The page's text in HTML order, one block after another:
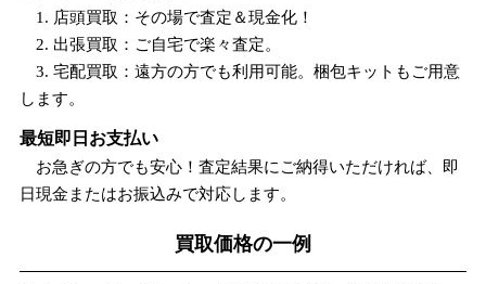
1. 店頭買取：その場で査定＆現金化！
2. 出張買取：ご自宅で楽々査定。
3. 宅配買取：遠方の方でも利用可能。梱包キットもご用意
します。
最短即日お支払い
お急ぎの方でも安心！査定結果にご納得いただければ、即
日現金またはお振込みで対応します。
買取価格の一例